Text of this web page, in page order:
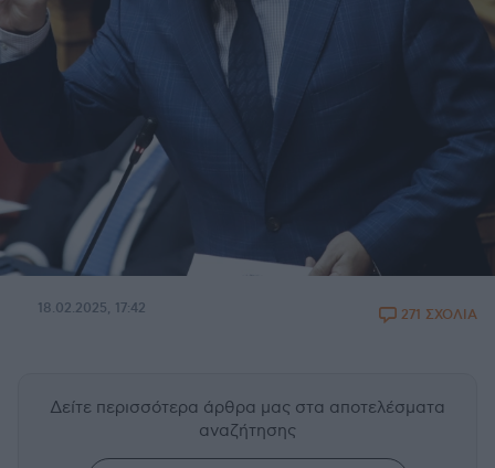
18.02.2025, 17:42 271 ΣΧΟΛΙΑ
Δείτε περισσότερα άρθρα μας στα αποτελέσματα
αναζήτησης